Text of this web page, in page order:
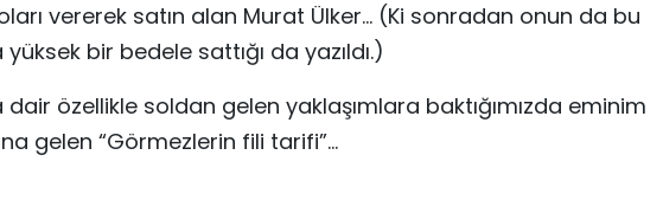
vererek satın alan Murat Ülker… (Ki sonradan onun da bu
bir bedele sattığı da yazıldı.)
özellikle soldan gelen yaklaşımlara baktığımızda eminim
gelen “Görmezlerin fili tarifi”…